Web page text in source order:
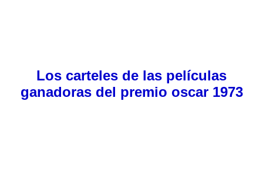
Los carteles de las películas
ganadoras del premio oscar 1973